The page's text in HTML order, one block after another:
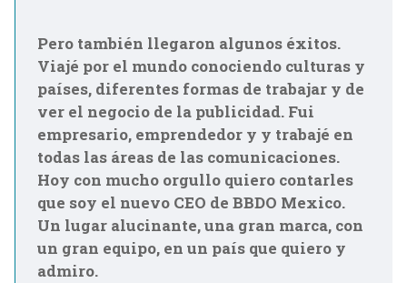
Pero también llegaron algunos éxitos.
Viajé por el mundo conociendo culturas y
países, diferentes formas de trabajar y de
ver el negocio de la publicidad. Fui
empresario, emprendedor y y trabajé en
todas las áreas de las comunicaciones.
Hoy con mucho orgullo quiero contarles
que soy el nuevo CEO de BBDO Mexico.
Un lugar alucinante, una gran marca, con
un gran equipo, en un país que quiero y
admiro.